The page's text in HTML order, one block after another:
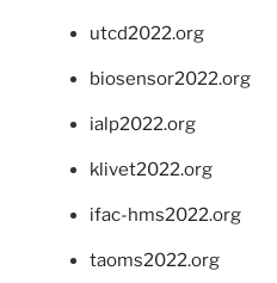
utcd2022.org
biosensor2022.org
ialp2022.org
klivet2022.org
ifac-hms2022.org
taoms2022.org